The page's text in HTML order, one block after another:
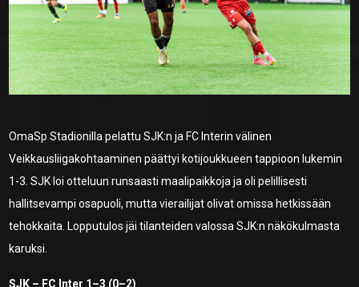
OmaSp Stadionilla pelattu SJK:n ja FC Interin välinen
Veikkausliigakohtaaminen päättyi kotijoukkueen tappioon lukemin
1-3. SJK loi otteluun runsaasti maalipaikkoja ja oli pelillisesti
hallitsevampi osapuoli, mutta vierailijat olivat omissa hetkissään
tehokkaita. Lopputulos jäi tilanteiden valossa SJK:n näkökulmasta
karuksi.
SJK – FC Inter 1–3 (0–2)